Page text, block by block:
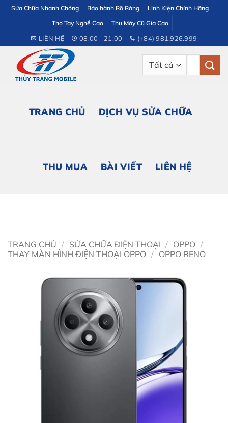
dung
Sửa Chữa Nhanh Chóng Bảo hành Rõ Ràng
Linh Kiện Chính Hãng
Thợ Tay Nghề Cao
Thu Máy Cũ Gía Cao
LIÊN HỆ 08:00 - 21:00 (+84) 981.926.999
TRANG CHỦ DỊCH VỤ SỬA CHỮA
THU MUA BÀI VIẾT LIÊN HỆ
TRANG CHỦ / SỬA CHỮA ĐIỆN THOẠI / OPPO /
THAY MÀN HÌNH ĐIỆN THOẠI OPPO / OPPO RENO